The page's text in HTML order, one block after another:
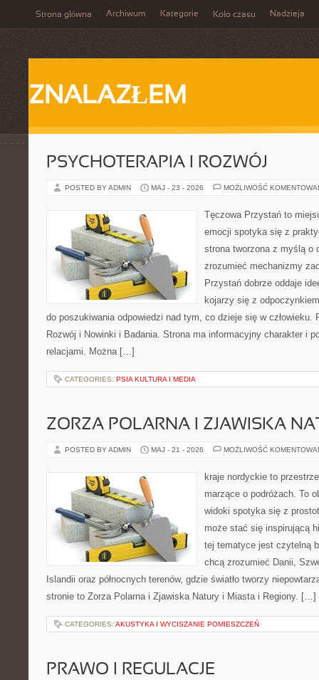
Strona główna Archiwum Kategorie Koło czasu Nadzieja
ZNALAZŁEM
PSYCHOTERAPIA I ROZWÓJ
POSTED BY ADMIN MAJ - 23 - 2026 MOŻLIWOŚĆ
Tęczowa Przystań to
emocji spotyka się z
strona tworzona z myślą o
zrozumieć mechanizmy
Przystań dobrze oddaje
kojarzy się z
do poszukiwania odpowiedzi nad tym, co dzieje się w człowieku.
Rozwój i Nowinki i Badania. Strona ma informacyjny charakter i
relacjami. Można […]
CATEGORIES: PSIA KULTURA I MEDIA
ZORZA POLARNA I ZJAWISKA
POSTED BY ADMIN MAJ - 21 - 2026 MOŻLIWOŚĆ
kraje nordyckie to
marzące o podróżach. To
widoki spotyka się z
może stać się inspirującą
tej tematyce jest czytelną
chcą zrozumieć Danii,
Islandii oraz północnych terenów, gdzie światło tworzy
stronie to Zorza Polarna i Zjawiska Natury i Miasta i Regiony. […]
CATEGORIES: AKUSTYKA I WYCISZANIE POMIESZCZEŃ
PRAWO I REGULACJE